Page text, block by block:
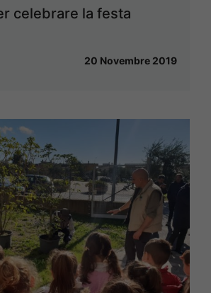
celebrare la festa
20 Novembre 2019